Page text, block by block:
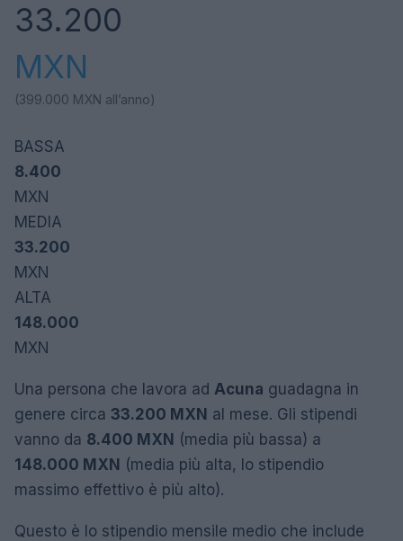
33.200
MXN
(399.000 MXN all’anno)
BASSA
8.400
MXN
MEDIA
33.200
MXN
ALTA
148.000
MXN
Una persona che lavora ad Acuna guadagna in
genere circa 33.200 MXN al mese. Gli stipendi
vanno da 8.400 MXN (media più bassa) a
148.000 MXN (media più alta, lo stipendio
massimo effettivo è più alto).
Questo è lo stipendio mensile medio che include